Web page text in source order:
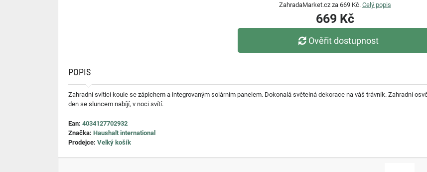
ZahradaMarket.cz za 669 Kč. Celý popis
669 Kč
Ověřit dostupnost
POPIS
Zahradní svítící koule se zápichem a integrovaným solárním panelem. Dokonalá světelná dekorace na váš trávník. Zahradní
den se sluncem nabíjí, v noci svítí.
Ean: 4034127702932
Značka: Haushalt international
Prodejce: Velký košík